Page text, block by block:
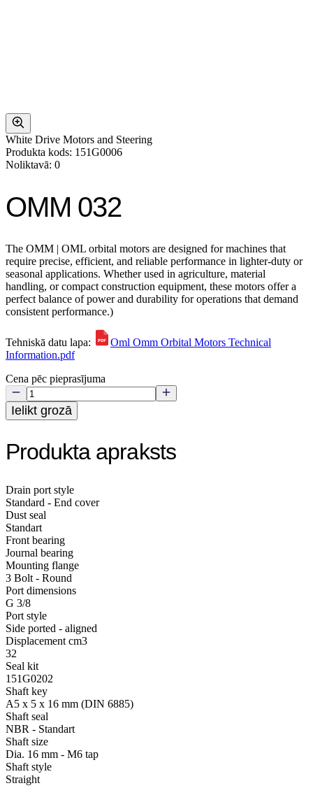
White Drive Motors and Steering
Produkta kods: 151G0006
Noliktavā: 0
OMM 032
The OMM | OML orbital motors are designed for machines that
require precise, efficient, and reliable performance in lighter-duty or
seasonal applications. Whether used in agriculture, material
handling, or compact construction equipment, these motors offer a
perfect balance of power and durability for operations that demand
consistent performance.)
Tehniskā datu lapa:
Oml Omm Orbital Motors Technical
Information.pdf
Cena pēc pieprasījuma
Ielikt grozā
Produkta apraksts
Drain port style
Standard - End cover
Dust seal
Standart
Front bearing
Journal bearing
Mounting flange
3 Bolt - Round
Port dimensions
G 3/8
Port style
Side ported - aligned
Displacement cm3
32
Seal kit
151G0202
Shaft key
A5 x 5 x 16 mm (DIN 6885)
Shaft seal
NBR - Standart
Shaft size
Dia. 16 mm - M6 tap
Shaft style
Straight